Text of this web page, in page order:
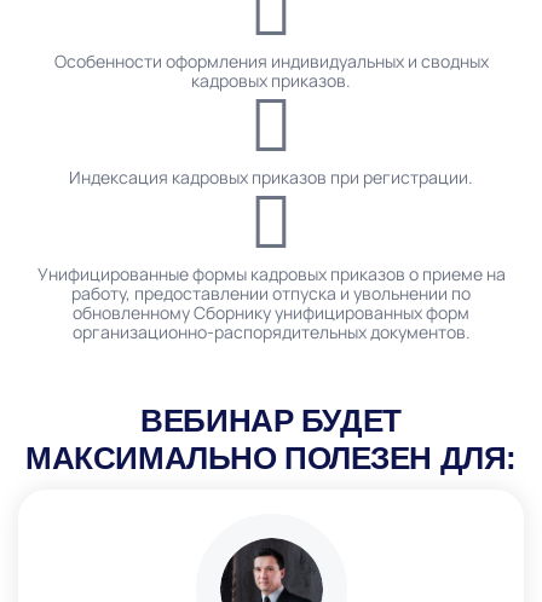
Особенности оформления индивидуальных и сводных
кадровых приказов.
Индексация кадровых приказов при регистрации.
Унифицированные формы кадровых приказов о приеме на
работу, предоставлении отпуска и увольнении по
обновленному Сборнику унифицированных форм
организационно-распорядительных документов.
ВЕБИНАР БУДЕТ
МАКСИМАЛЬНО ПОЛЕЗЕН ДЛЯ: